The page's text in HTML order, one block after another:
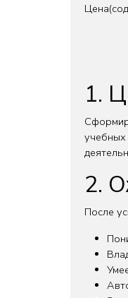
1.
учебных
2.
После